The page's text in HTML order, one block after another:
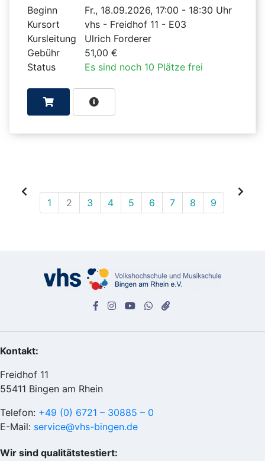
Beginn
Fr., 18.09.2026, 17:00 - 18:30 Uhr
Kursort
vhs - Freidhof 11 - E03
Kursleitung
Ulrich Forderer
Gebühr
51,00 €
Status
Es sind noch 10 Plätze frei
1 2 3 4 5 6 7 8 9
Kontakt:
Freidhof 11
55411 Bingen am Rhein
Telefon: +49 (0) 6721 – 30885 – 0
E-Mail: service@vhs-bingen.de
Wir sind qualitätstestiert: